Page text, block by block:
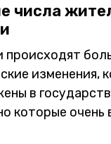
числа
происходят
изменения,
в
которые очень